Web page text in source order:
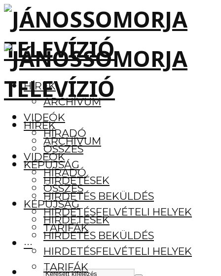
HÍREK
ARCHÍVUM
VIDEÓK
HÍRADÓ
ÖSSZES
KÉPÚJSÁG
HIRDETÉSEK
HIRDETÉS BEKÜLDÉS
HIRDETÉSFELVÉTELI HELYEK
TARIFÁK
···
HÍREK
ARCHÍVUM
VIDEÓK
HÍRADÓ
ÖSSZES
KÉPÚJSÁG
HIRDETÉSEK
HIRDETÉS BEKÜLDÉS
HIRDETÉSFELVÉTELI HELYEK
TARIFÁK